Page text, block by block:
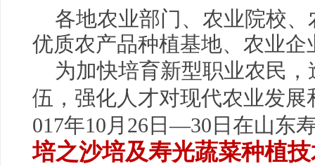
各地农业部门、农业院校、
优质农产品种植基地、农业企
为加快培育新型职业农民，
伍，强化人才对现代农业发
017年10月26日—30日在山东
培之沙培及寿光蔬菜种植